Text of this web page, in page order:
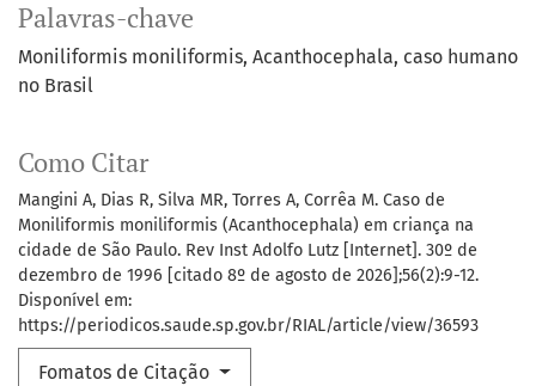
Palavras-chave
Moniliformis moniliformis Acanthocephala caso humano
no Brasil
Como Citar
Mangini A, Dias R, Silva MR, Torres A, Corrêa M. Caso de
Moniliformis moniliformis (Acanthocephala) em criança na
cidade de São Paulo. Rev Inst Adolfo Lutz [Internet]. 30º de
dezembro de 1996 [citado 8º de agosto de 2026];56(2):9-12.
Disponível em:
https://periodicos.saude.sp.gov.br/RIAL/article/view/36593
Fomatos de Citação